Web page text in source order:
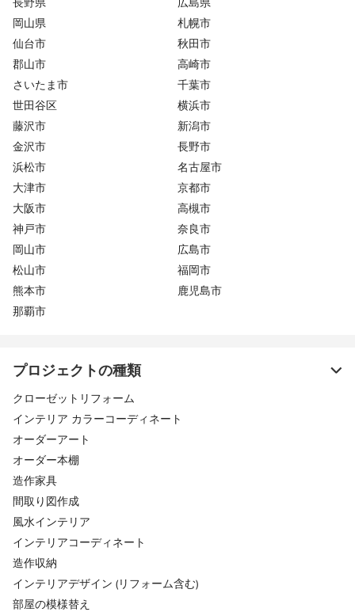
長野県
広島県
岡山県
札幌市
仙台市
秋田市
郡山市
高崎市
さいたま市
千葉市
世田谷区
横浜市
藤沢市
新潟市
金沢市
長野市
浜松市
名古屋市
大津市
京都市
大阪市
高槻市
神戸市
奈良市
岡山市
広島市
松山市
福岡市
熊本市
鹿児島市
那覇市
プロジェクトの種類
クローゼットリフォーム
インテリア カラーコーディネート
オーダーアート
オーダー本棚
造作家具
間取り図作成
風水インテリア
インテリアコーディネート
造作収納
インテリアデザイン (リフォーム含む)
部屋の模様替え